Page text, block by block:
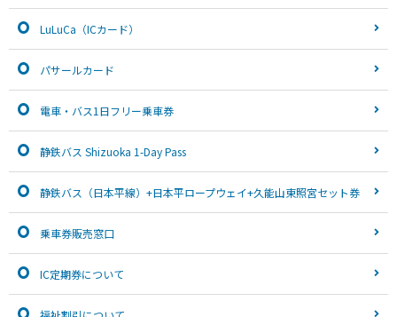
LuLuCa（ICカード）
パサールカード
電車・バス1日フリー乗車券
静鉄バス Shizuoka 1-Day Pass
静鉄バス（日本平線）+日本平ロープウェイ+久能山東照宮セット券
乗車券販売窓口
IC定期券について